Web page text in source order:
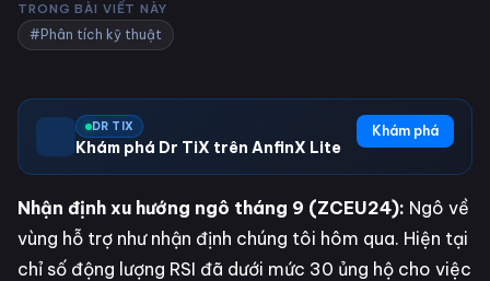
TRONG BÀI VIẾT NÀY
#Phân tích kỹ thuật
DR TIX
Khám phá Dr TiX trên AnfinX Lite
Khám phá
Nhận định xu hướng ngô tháng 9 (ZCEU24): Ngô về
vùng hỗ trợ như nhận định chúng tôi hôm qua. Hiện tại
chỉ số động lượng RSI đã dưới mức 30 ủng hộ cho việc